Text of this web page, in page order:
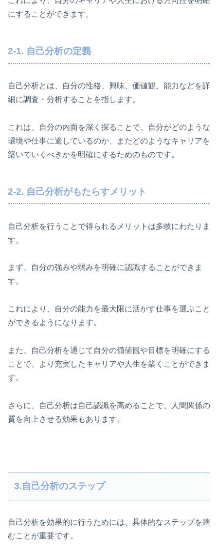
にすることができます。
2-1. 自己分析の定義
自己分析とは、自分の性格、興味、価値観、能力などを詳
細に調査・分析することを指します。
これは、自分の内面を深く探ることで、自分がどのような
環境や仕事に適しているのか、またどのようなキャリアを
築いていくべきかを明確にするためのものです。
2-2. 自己分析がもたらすメリット
自己分析を行うことで得られるメリットは多岐にわたりま
す。
まず、自分の強みや弱みを明確に認識することができま
す。
これにより、自分の能力を最大限に活かす仕事を選ぶこと
ができるようになります。
また、自己分析を通じて自分の価値観や目標を明確にする
ことで、より充実したキャリアや人生を築くことができま
す。
さらに、自己分析は自己認識を高めることで、人間関係の
質を向上させる効果もあります。
3.自己分析のステップ
自己分析を効果的に行うためには、具体的なステップを踏
むことが重要です。